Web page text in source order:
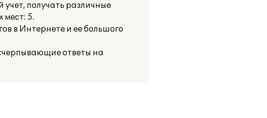
получать различные
мест: 5.
в Интернете и ее большого
ответы на